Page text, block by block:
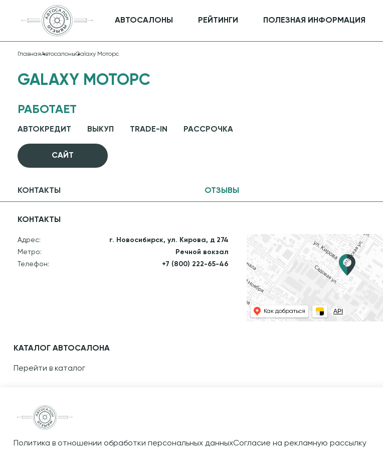
АВТОСАЛОНЫ РЕЙТИНГИ ПОЛЕЗНАЯ ИНФОРМАЦИЯ
ГлавнаяАвтосалоныGalaxy Моторс
GALAXY МОТОРС
РАБОТАЕТ
АВТОКРЕДИТ ВЫКУП TRADE-IN РАССРОЧКА
CАЙТ
КОНТАКТЫ ОТЗЫВЫ
КОНТАКТЫ
Адрес:
г. Новосибирск, ул. Кирова, д 274
Метро:
Речной вокзал
Телефон:
+7 (800) 222-65-46
Как добраться API
КАТАЛОГ АВТОСАЛОНА
Перейти в каталог
Политика в отношении обработки персональных данныхСогласие на рекламную рассылку